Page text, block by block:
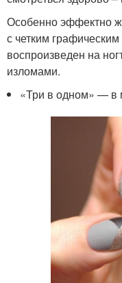
Особенно эффектно
с четким
воспроизведен на
изломами.
«Три в одном» — в